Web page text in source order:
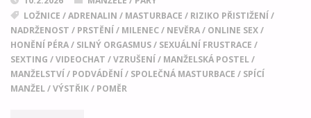
LOŽNICE /ADRENALIN / MASTURBACE / RIZIKO PŘISTIŽENÍ /
NADRŽENOST / PRSTĚNÍ / MILENEC/ NEVĚRA/ ONLINE SEX/
HONĚNÍ PÉRA/ SILNÝ ORGASMUS/ SEXUÁLNÍ FRUSTRACE /
SEXTING /VIDEOCHAT /VZRUŠENÍ / MANŽELSKÁ POSTEL/
MANŽELSTVÍ / PODVÁDĚNÍ / SPOLEČNÁ MASTURBACE / SPÍCÍ
MANŽEL/VÝSTŘIK/ POMĚR